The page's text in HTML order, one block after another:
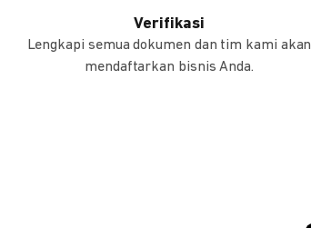
Verifikasi
Lengkapi semua dokumen dan tim kami akan
mendaftarkan bisnis Anda.